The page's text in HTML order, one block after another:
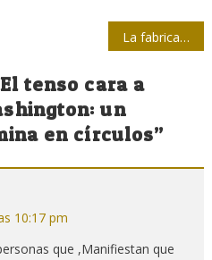
La fabricación ideológica del consentimiento de las nuevas guerras imperialistas
El tenso cara a
un
en círculos”
10:17 pm
que ,Manifiestan que